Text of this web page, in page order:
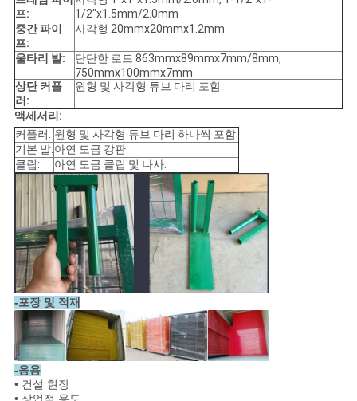
프:
1/2"x1.5mm/2.0mm
중간 파이
프:
사각형 20mmx20mmx1.2mm
울타리 발:
단단한 로드 863mmx89mmx7mm/8mm,
750mmx100mmx7mm
상단 커플
러:
원형 및 사각형 튜브 다리 포함.
액세서리:
커플러: 원형 및 사각형 튜브 다리 하나씩 포함.
기본 발:아연 도금 강판.
클립:
아연 도금 클립 및 나사.
-포장 및 적재
-응용
• 건설 현장
• 상업적 용도